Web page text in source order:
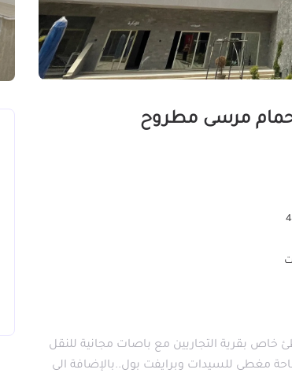
الكيلو64 قبلي الطريق مع شاطئ خاص بقرية التجاريين مع باصات مجانية للنقل
مغطى للسيدات وبرايفت بول..بالإضافة الى